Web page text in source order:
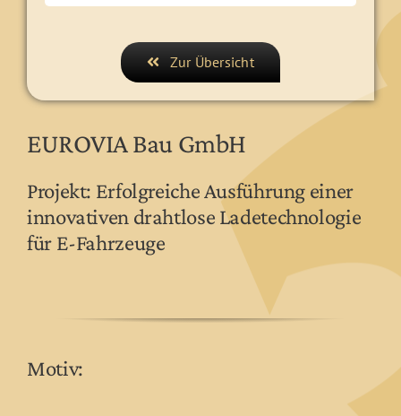
Zur Übersicht
EUROVIA Bau GmbH
Projekt: Erfolgreiche Ausführung einer
innovativen drahtlose Ladetechnologie
für E-Fahrzeuge
Motiv: